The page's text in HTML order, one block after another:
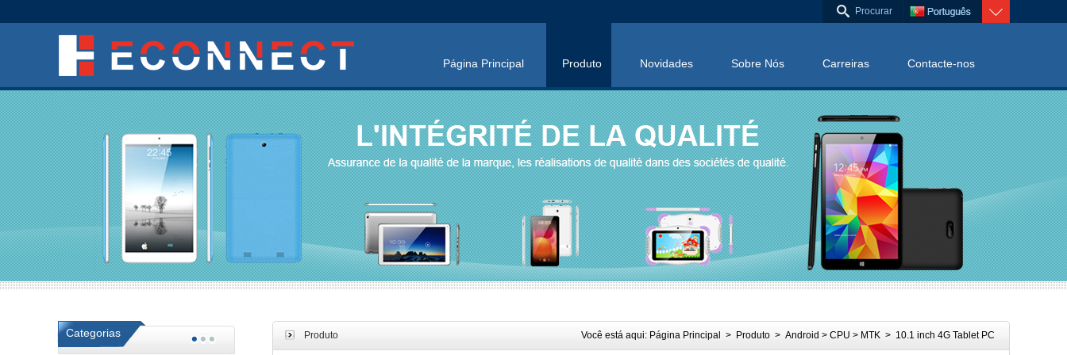
Página Principal Produto Novidades Sobre Nós Carreiras Contacte-nos
Categorias Você está aqui: Página Principal > Produto > Android > CPU > MTK > 10.1 inch 4G Tablet PC
Produto